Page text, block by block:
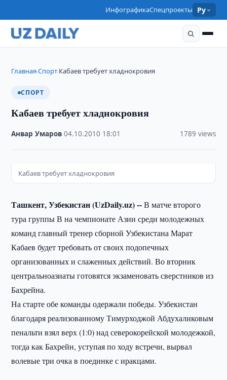
ИнфографикаСпецпроекты Ру
Главная›Спорт›Кабаев требует хладнокровия
СПОРТ
Кабаев требует хладнокровия
Анвар Умаров ·04.10.2010 18:01 1789 views
Кабаев требует хладнокровия
Ташкент, Узбекистан (UzDaily.uz) --В матче второго
тура группы В на чемпионате Азии среди молодежных
команд главный тренер сборной Узбекистана Марат
Кабаев будет требовать от своих подопечных
организованных и слаженных действий. Во вторник
центральноазиаты готовятся экзаменовать сверстников из
Бахрейна.
На старте обе команды одержали победы. Узбекистан
благодаря реализованному Тимурходжой Абдухаликовым
пенальти взял верх (1:0) над северокорейской молодежкой,
тогда как Бахрейн, уступая по ходу встречи, вырвал
волевые три очка в поединке с иракцами.